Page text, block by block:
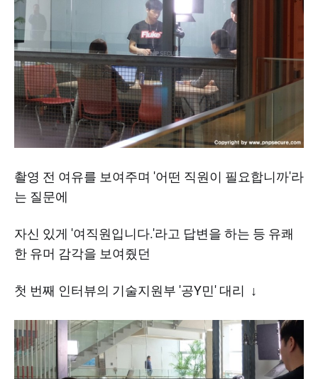
촬영 전 여유를 보여주며 '어떤 직원이 필요합니까'라
는 질문에
​자신 있게 '여직원입니다.'라고 답변을 하는 등 유쾌
한 유머 감각을 보여줬던
첫 번째 인터뷰의 기술지원부 '공Y민' 대리 ↓